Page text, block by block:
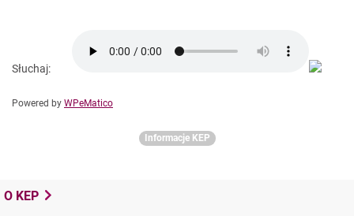
Słuchaj:
Powered by WPeMatico
Informacje KEP
O KEP